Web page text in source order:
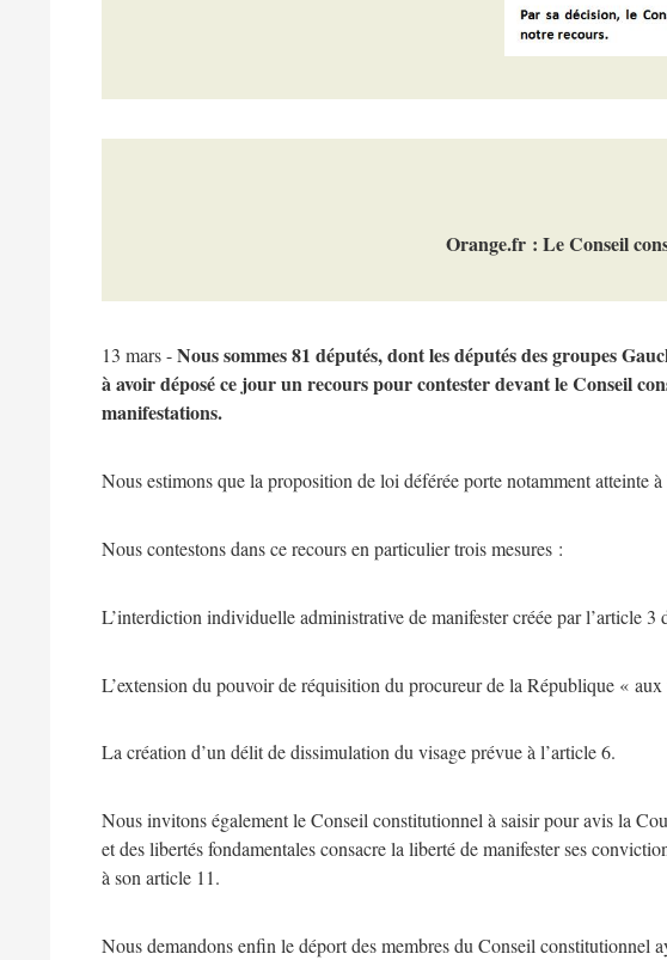
Orange.fr : Le Conseil
13 mars -Nous sommes 81 députés, dont les députés des groupes
à avoir déposé ce jour un recours pour contester devant le Conseil
manifestations.
Nous estimons que la proposition de loi déférée porte notamment atteinte
Nous contestons dans ce recours en particulier trois mesures :
L’interdiction individuelle administrative de manifester créée par l’article
L’extension du pouvoir de réquisition du procureur de la République «
La création d’un délit de dissimulation du visage prévue à l’article 6.
Nous invitons également le Conseil constitutionnel à saisir pour avis la
et des libertés fondamentales consacre la liberté de manifester ses
à son article 11.
Nous demandons enfin le déport des membres du Conseil